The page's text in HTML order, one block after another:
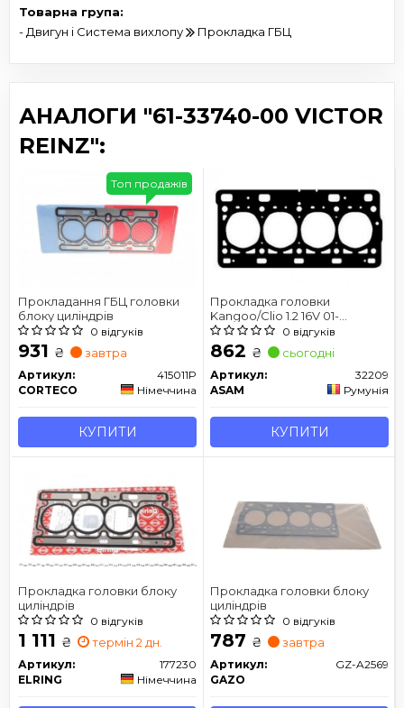
Товарна група:
- Двигун і Система вихлопу
Прокладка ГБЦ
АНАЛОГИ "61-33740-00 VICTOR
REINZ":
Прокладання ГБЦ головки
блоку циліндрів
0 відгуків
931 ₴ завтра
Артикул:
415011P
CORTECO
Німеччина
КУПИТИ
Топ продажів
Прокладка головки
Kangoo/Clio 1.2 16V 01-
(0.4mm) ASAM 32209
0 відгуків
862 ₴ сьогодні
Артикул:
32209
ASAM
Румунія
КУПИТИ
Прокладка головки блоку
циліндрів
0 відгуків
1 111 ₴ термін 2 дн.
Артикул:
177230
ELRING
Німеччина
Прокладка головки блоку
циліндрів
0 відгуків
787 ₴ завтра
Артикул:
GZ-A2569
GAZO